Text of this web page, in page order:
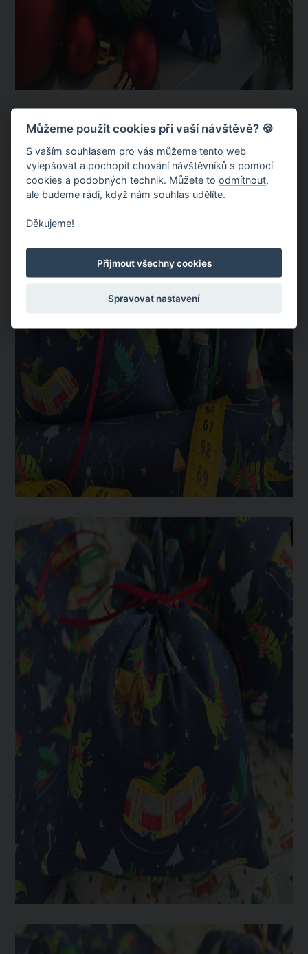
Můžeme použít cookies při vaší návštěvě? 🍪
S vaším souhlasem pro vás můžeme tento web
vylepšovat a pochopit chování návštěvníků s pomocí
cookies a podobných technik. Můžete toodmítnout,
ale budeme rádi, když nám souhlas udělíte.
Děkujeme!
Přijmout všechny cookies
Spravovat nastavení